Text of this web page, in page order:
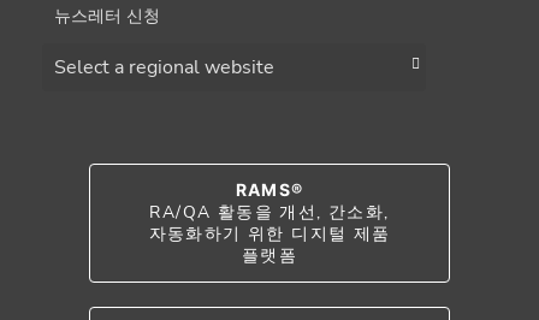
뉴스레터 신청
RAMS®
RA/QA 활동을 개선, 간소화,
자동화하기 위한 디지털 제품
플랫폼